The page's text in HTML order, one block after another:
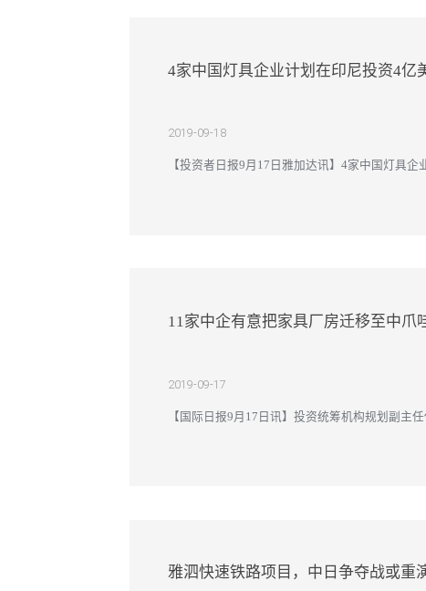
4家中国灯具企业计划在印尼投资4亿
2019-09-18
【投资者日报9月17日雅加达讯】4家中国灯具
11家中企有意把家具厂房迁移至中爪
2019-09-17
【国际日报9月17日讯】投资统筹机构规划副主
雅泗快速铁路项目，中日争夺战或重